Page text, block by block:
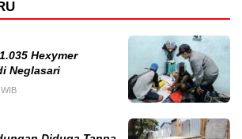
Hexymer
Neglasari